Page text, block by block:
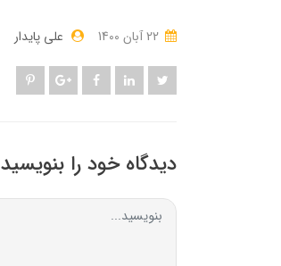
علی پایدار
دیدگاه خود را بنویسید